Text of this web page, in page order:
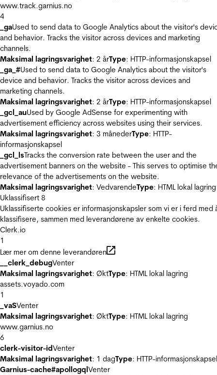
www.track.garnius.no
4
_gaUsed to send data to Google Analytics about the visitor's
and behavior. Tracks the visitor across devices and marketing
channels.
Maksimal lagringsvarighet: 2 årType: HTTP-informasjonskapsel
_ga_#Used to send data to Google Analytics about the visitor's
device and behavior. Tracks the visitor across devices and
marketing channels.
Maksimal lagringsvarighet: 2 årType: HTTP-informasjonskapsel
_gcl_auUsed by Google AdSense for experimenting with
advertisement efficiency across websites using their services.
Maksimal lagringsvarighet: 3 månederType: HTTP-
informasjonskapsel
_gcl_lsTracks the conversion rate between the user and the
advertisement banners on the website - This serves to optimise
relevance of the advertisements on the website.
Maksimal lagringsvarighet: VedvarendeType: HTML lokal lagring
Uklassifisert 8
Uklassifiserte cookies er informasjonskapsler som vi er i ferd med
klassifisere, sammen med leverandørene av enkelte cookies.
Clerk.io
1
Lær mer om denne leverandøren
__clerk_debugVenter
Maksimal lagringsvarighet: ØktType: HTML lokal lagring
assets.voyado.com
1
_vaSVenter
Maksimal lagringsvarighet: ØktType: HTML lokal lagring
www.garnius.no
6
clerk-visitor-idVenter
Maksimal lagringsvarighet: 1 dagType: HTTP-informasjonskapsel
Garnius-cache#apollogqlVenter